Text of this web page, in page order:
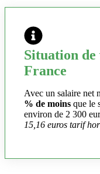
Situation
France
Avec un salaire net
% de moins que le
environ de 2 300
15,16 euros tarif